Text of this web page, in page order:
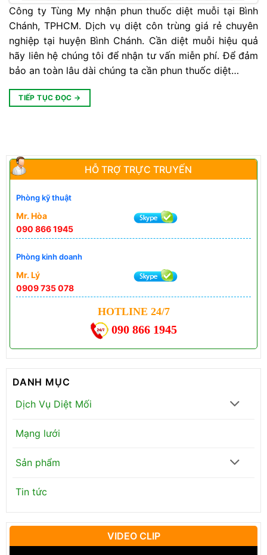
HỖ TRỢ TRỰC TRUYẾN
Phòng kỹ thuật
Mr. Hòa
090 866 1945
Phòng kinh doanh
Mr. Lý
0909 735 078
HOTLINE 24/7
090 866 1945
DANH MỤC
Dịch Vụ Diệt Mối
Mạng lưới
Sản phẩm
Tin tức
VIDEO CLIP
Công ty Tùng My nhận phun thuốc diệt muỗi tại Bình
Chánh, TPHCM. Dịch vụ diệt côn trùng giá rẻ chuyên
nghiệp tại huyện Bình Chánh. Cần diệt muỗi hiệu quả
hãy liên hệ chúng tôi để nhận tư vấn miễn phí. Để đảm
bảo an toàn lâu dài chúng ta cần phun thuốc diệt…
TIẾP TỤC ĐỌC →